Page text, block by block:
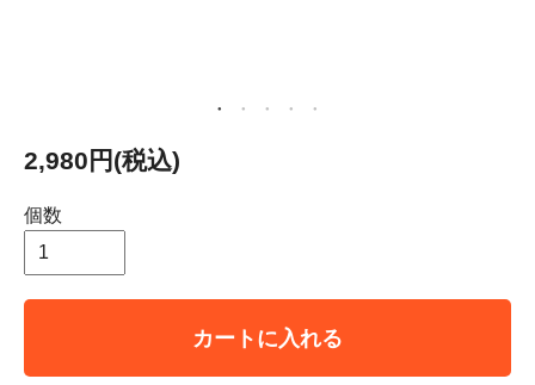
2,980円(税込)
個数
カートに入れる